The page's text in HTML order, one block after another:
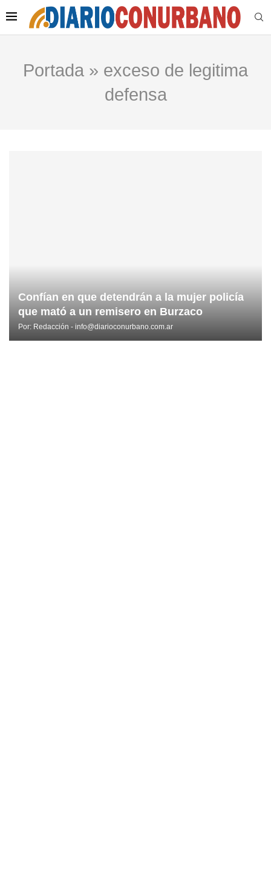
Portada » exceso de legitima
defensa
Confían en que detendrán a la mujer policía
que mató a un remisero en Burzaco
Por: Redacción - info@diarioconurbano.com.ar